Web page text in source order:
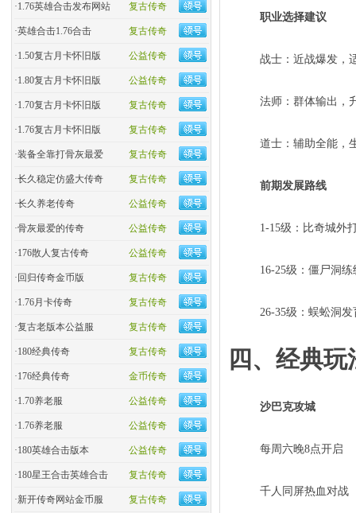
复古传奇
·1.76英雄合击发布网站
复古传奇
·英雄合击1.76合击
公益传奇
·1.50复古月卡怀旧版
公益传奇
·1.80复古月卡怀旧版
复古传奇
·1.70复古月卡怀旧版
复古传奇
·1.76复古月卡怀旧版
复古传奇
·装备全靠打骨灰最爱
复古传奇
·长久稳定仿盛大传奇
公益传奇
·长久养老传奇
公益传奇
·骨灰最爱的传奇
公益传奇
·176散人复古传奇
复古传奇
· 回归传奇金币版
复古传奇
·1.76月卡传奇
复古传奇
·复古老版本公益服
复古传奇
·180经典传奇
金币传奇
·176经典传奇
公益传奇
·1.70养老服
公益传奇
·1.76养老服
公益传奇
·180英雄合击版本
复古传奇
·180星王合击英雄合击
复古传奇
·新开传奇网站金币服
职业选择建议
战士：近战爆发，
法师：群体输出，
道士：辅助全能，
前期发展路线
1-15级：比奇城外
16-25级：僵尸洞练
26-35级：蜈蚣洞发
四、经典玩
沙巴克攻城
每周六晚8点开启
千人同屏热血对战